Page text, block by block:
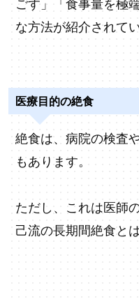
ごす」「食事量を極
な方法が紹介されてい
医療目的の絶食
絶食は、病院の検査
もあります。
ただし、これは医師
己流の長期間絶食と